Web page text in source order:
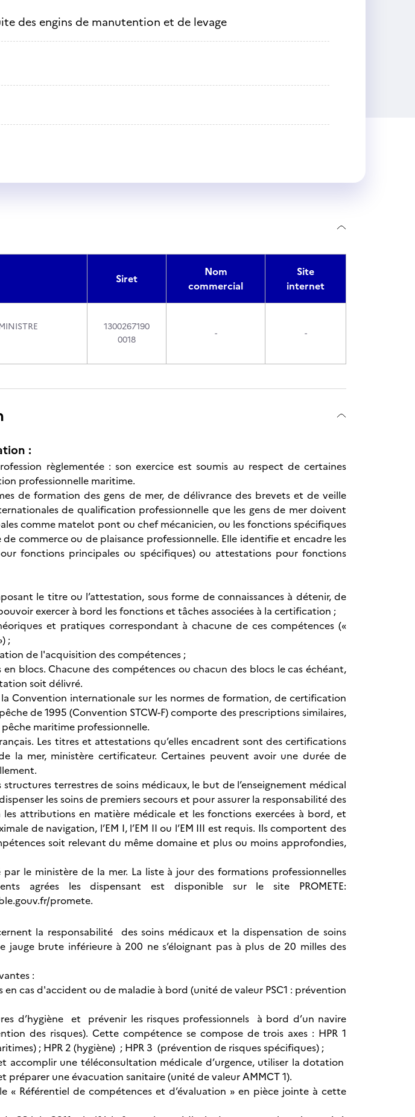
des engins de manutention et de levage
Siret
Nom
commercial
Site
internet
1300267190
0018
- -
:
règlementée : son exercice est soumis au respect de certaines
professionnelle maritime.
de formation des gens de mer, de délivrance des brevets et de veille
de qualification professionnelle que les gens de mer doivent
comme matelot pont ou chef mécanicien, ou les fonctions spécifiques
commerce ou de plaisance professionnelle. Elle identifie et encadre les
fonctions principales ou spécifiques) ou attestations pour fonctions
le titre ou l’attestation, sous forme de connaissances à détenir, de
exercer à bord les fonctions et tâches associées à la certification ;
et pratiques correspondant à chacune de ces compétences («
;
de l'acquisition des compétences ;
blocs. Chacune des compétences ou chacun des blocs le cas échéant,
soit délivré.
Convention internationale sur les normes de formation, de certification
de 1995 (Convention STCW-F) comporte des prescriptions similaires,
maritime professionnelle.
Les titres et attestations qu’elles encadrent sont des certifications
la mer, ministère certificateur. Certaines peuvent avoir une durée de
structures terrestres de soins médicaux, le but de l’enseignement médical
les soins de premiers secours et pour assurer la responsabilité des
les attributions en matière médicale et les fonctions exercées à bord, et
de navigation, l’EM I, l’EM II ou l’EM III est requis. Ils comportent des
soit relevant du même domaine et plus ou moins approfondies,
le ministère de la mer. La liste à jour des formations professionnelles
agrées les dispensant est disponible sur le site PROMETE:
promete.
la responsabilité des soins médicaux et la dispensation de soins
jauge brute inférieure à 200 ne s’éloignant pas à plus de 20 milles des
:
en cas d'accident ou de maladie à bord (unité de valeur PSC1 : prévention
d’hygiène et prévenir les risques professionnels à bord d’un navire
des risques). Cette compétence se compose de trois axes : HPR 1
; HPR 2 (hygiène) ; HPR 3 (prévention de risques spécifiques) ;
une téléconsultation médicale d’urgence, utiliser la dotation
préparer une évacuation sanitaire (unité de valeur AMMCT 1).
« Référentiel de compétences et d’évaluation » en pièce jointe à cette